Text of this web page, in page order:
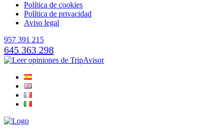
Política de cookies
Política de privacidad
Aviso legal
957 391 215
645 363 298